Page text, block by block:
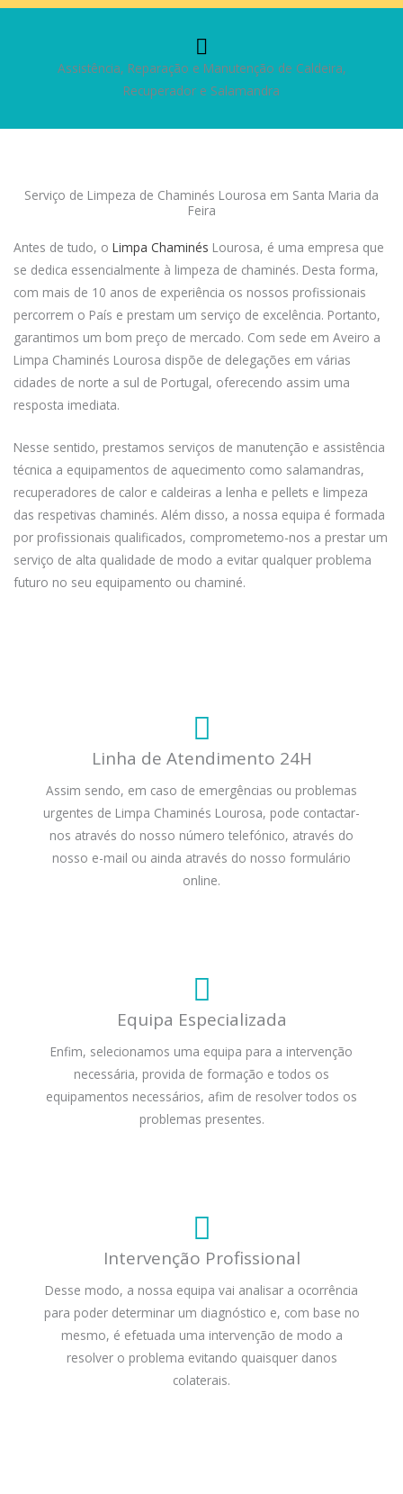
Assistência, Reparação e Manutenção de Caldeira,
Recuperador e Salamandra
Serviço de Limpeza de Chaminés Lourosa em Santa Maria da
Feira
Antes de tudo, o Limpa Chaminés Lourosa, é uma empresa que
se dedica essencialmente à limpeza de chaminés. Desta forma,
com mais de 10 anos de experiência os nossos profissionais
percorrem o País e prestam um serviço de excelência. Portanto,
garantimos um bom preço de mercado. Com sede em Aveiro a
Limpa Chaminés Lourosa dispõe de delegações em várias
cidades de norte a sul de Portugal, oferecendo assim uma
resposta imediata.
Nesse sentido, prestamos serviços de manutenção e assistência
técnica a equipamentos de aquecimento como salamandras,
recuperadores de calor e caldeiras a lenha e pellets e limpeza
das respetivas chaminés. Além disso, a nossa equipa é formada
por profissionais qualificados, comprometemo-nos a prestar um
serviço de alta qualidade de modo a evitar qualquer problema
futuro no seu equipamento ou chaminé.
Linha de Atendimento 24H
Assim sendo, em caso de emergências ou problemas
urgentes de Limpa Chaminés Lourosa, pode contactar-
nos através do nosso número telefónico, através do
nosso e-mail ou ainda através do nosso formulário
online.
Equipa Especializada
Enfim, selecionamos uma equipa para a intervenção
necessária, provida de formação e todos os
equipamentos necessários, afim de resolver todos os
problemas presentes.
Intervenção Profissional
Desse modo, a nossa equipa vai analisar a ocorrência
para poder determinar um diagnóstico e, com base no
mesmo, é efetuada uma intervenção de modo a
resolver o problema evitando quaisquer danos
colaterais.